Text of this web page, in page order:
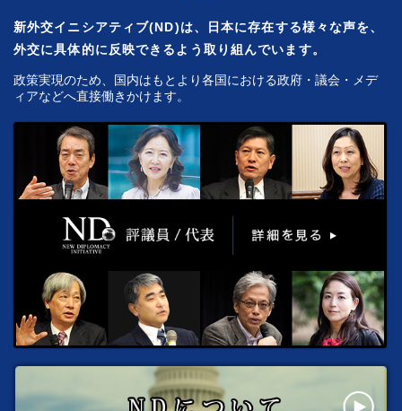
新外交イニシアティブ(ND)は、日本に存在する様々な声を、
外交に具体的に反映できるよう取り組んでいます。
政策実現のため、国内はもとより各国における政府・議会・メデ
ィアなどへ直接働きかけます。